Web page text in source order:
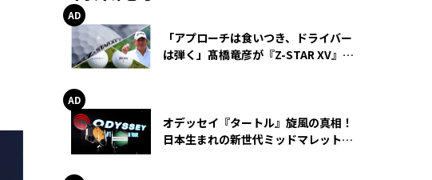
「アプローチは食いつき、ドライバー
は弾く」髙橋竜彦が『Z-STAR XV』を
オデッセイ『タートル』旋風の真相！
日本生まれの新世代ミッドマレットが